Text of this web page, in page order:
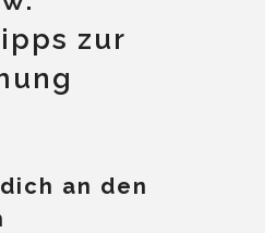
zur
an den